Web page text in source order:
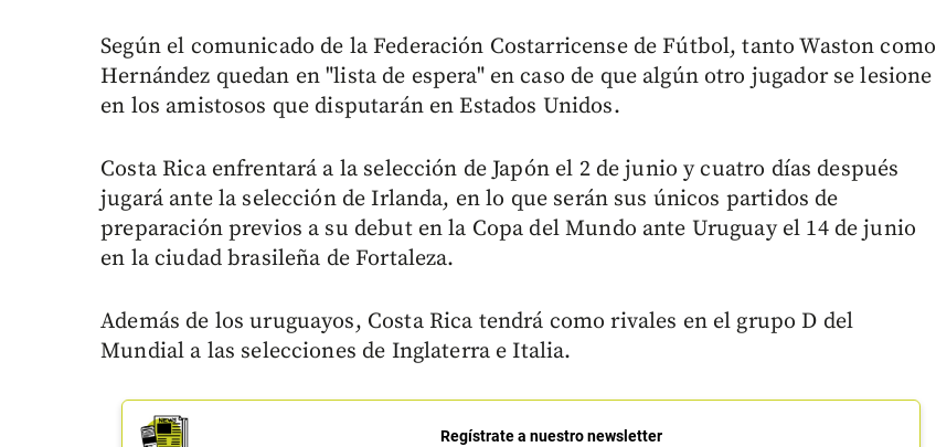
Según el comunicado de la Federación Costarricense de Fútbol, tanto Waston como
Hernández quedan en "lista de espera" en caso de que algún otro jugador se lesione
en los amistosos que disputarán en Estados Unidos.
Costa Rica enfrentará a la selección de Japón el 2 de junio y cuatro días después
jugará ante la selección de Irlanda, en lo que serán sus únicos partidos de
preparación previos a su debut en la Copa del Mundo ante Uruguay el 14 de junio
en la ciudad brasileña de Fortaleza.
Además de los uruguayos, Costa Rica tendrá como rivales en el grupo D del
Mundial a las selecciones de Inglaterra e Italia.
Regístrate a nuestro newsletter